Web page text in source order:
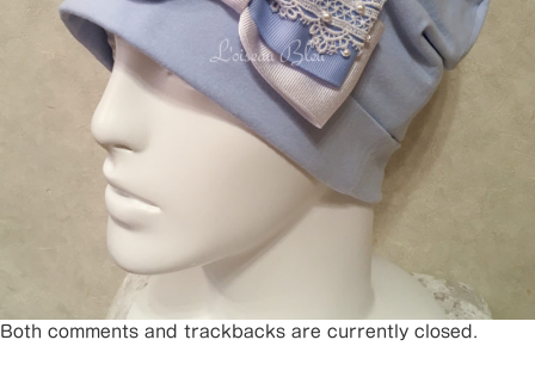
Both comments and trackbacks are currently closed.